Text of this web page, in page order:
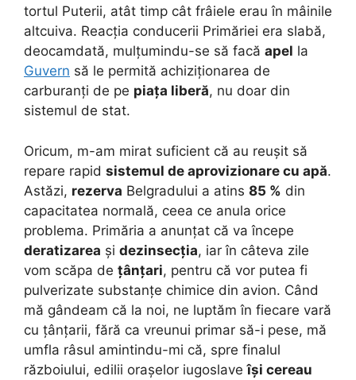
tortul Puterii, atât timp cât frâiele erau în mâinile
altcuiva. Reacția conducerii Primăriei era slabă,
deocamdată, mulțumindu-se să facă apel la
Guvern să le permită achiziționarea de
carburanți de pe piața liberă, nu doar din
sistemul de stat.
Oricum, m-am mirat suficient că au reușit să
repare rapid sistemul de aprovizionare cu apă.
Astăzi, rezerva Belgradului a atins 85 % din
capacitatea normală, ceea ce anula orice
problema. Primăria a anunțat că va începe
deratizarea și dezinsecția, iar în câteva zile
vom scăpa de țânțari, pentru că vor putea fi
pulverizate substanțe chimice din avion. Când
mă gândeam că la noi, ne luptăm în fiecare vară
cu țânțarii, fără ca vreunui primar să-i pese, mă
umfla râsul amintindu-mi că, spre finalul
războiului, edilii orașelor iugoslaveîși cereau